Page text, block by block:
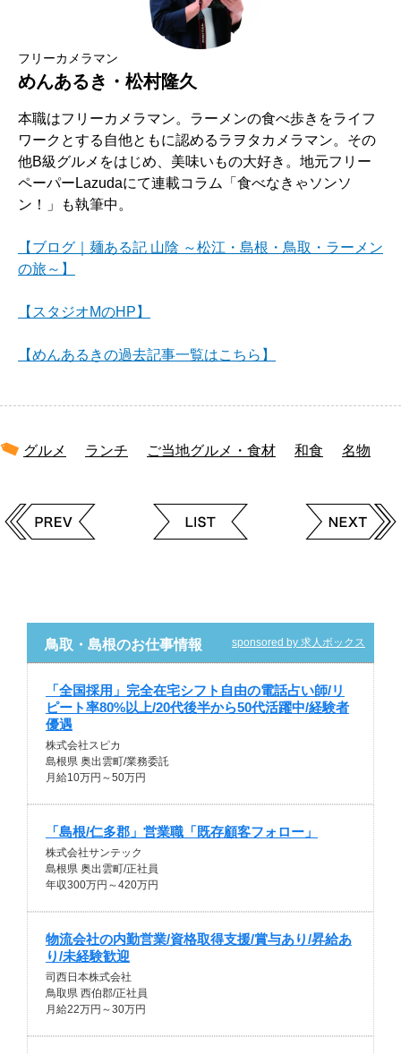
フリーカメラマン
めんあるき・松村隆久
本職はフリーカメラマン。ラーメンの食べ歩きをライフ
ワークとする自他ともに認めるラヲタカメラマン。その
他B級グルメをはじめ、美味いもの大好き。地元フリー
ペーパーLazudaにて連載コラム「食べなきゃソンソ
ン！」も執筆中。
【ブログ｜麺ある記 山陰 ～松江・島根・鳥取・ラーメン
の旅～】
【スタジオMのHP】
【めんあるきの過去記事一覧はこちら】
グルメ ランチ ご当地グルメ・食材 和食 名物
鳥取・島根のお仕事情報 sponsored by 求人ボックス
「全国採用」完全在宅シフト自由の電話占い師/リ
ピート率80%以上/20代後半から50代活躍中/経験者
優遇
株式会社スピカ
島根県 奥出雲町/業務委託
月給10万円～50万円
「島根/仁多郡」営業職「既存顧客フォロー」
株式会社サンテック
島根県 奥出雲町/正社員
年収300万円～420万円
物流会社の内勤営業/資格取得支援/賞与あり/昇給あ
り/未経験歓迎
司西日本株式会社
鳥取県 西伯郡/正社員
月給22万円～30万円